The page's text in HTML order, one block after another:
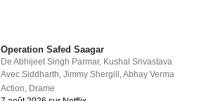
Operation Safed Saagar
DeAbhijeet Singh Parmar, Kushal Srivastava
AvecSiddharth,Jimmy Shergill ,Abhay Verma
Action, Drame